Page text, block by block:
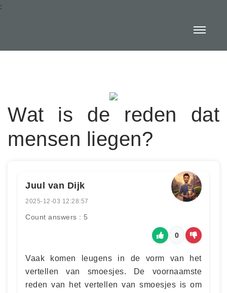
:
Wat is de reden dat
mensen liegen?
Juul van Dijk
2025-12-03 12:28:57
Count answers : 5
0
Vaak komen leugens in de vorm van het
vertellen van smoesjes. De voornaamste
reden van het vertellen van smoesjes is om